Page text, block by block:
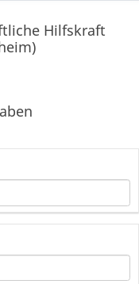
Hilfskraft